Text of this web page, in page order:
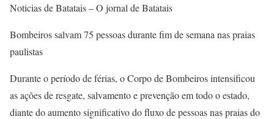
Noticias de Batatais – O jornal de Batatais
Bombeiros salvam 75 pessoas durante fim de semana nas praias
paulistas
Durante o período de férias, o Corpo de Bombeiros intensificou
as ações de resgate, salvamento e prevenção em todo o estado,
diante do aumento significativo do fluxo de pessoas nas praias do